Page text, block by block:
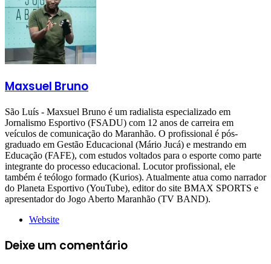
Maxsuel Bruno
São Luís - Maxsuel Bruno é um radialista especializado em
Jornalismo Esportivo (FSADU) com 12 anos de carreira em
veículos de comunicação do Maranhão. O profissional é pós-
graduado em Gestão Educacional (Mário Jucá) e mestrando em
Educação (FAFE), com estudos voltados para o esporte como parte
integrante do processo educacional. Locutor profissional, ele
também é teólogo formado (Kurios). Atualmente atua como narrador
do Planeta Esportivo (YouTube), editor do site BMAX SPORTS e
apresentador do Jogo Aberto Maranhão (TV BAND).
Website
Deixe um comentário